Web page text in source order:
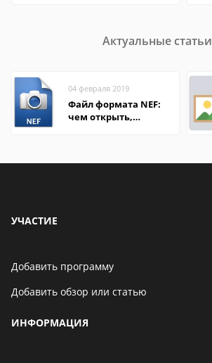
Актуальные статьи
04 февраля 2019
Файл формата NEF:
чем открыть,
УЧАСТИЕ
Добавить программу
Добавить обзор или статью
ИНФОРМАЦИЯ